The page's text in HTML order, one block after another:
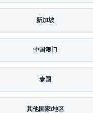
新加坡
中国澳门
泰国
其他国家/地区